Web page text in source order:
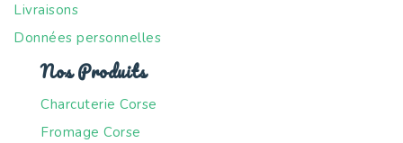
Livraisons
Données personnelles
Nos Produits
Charcuterie Corse
Fromage Corse